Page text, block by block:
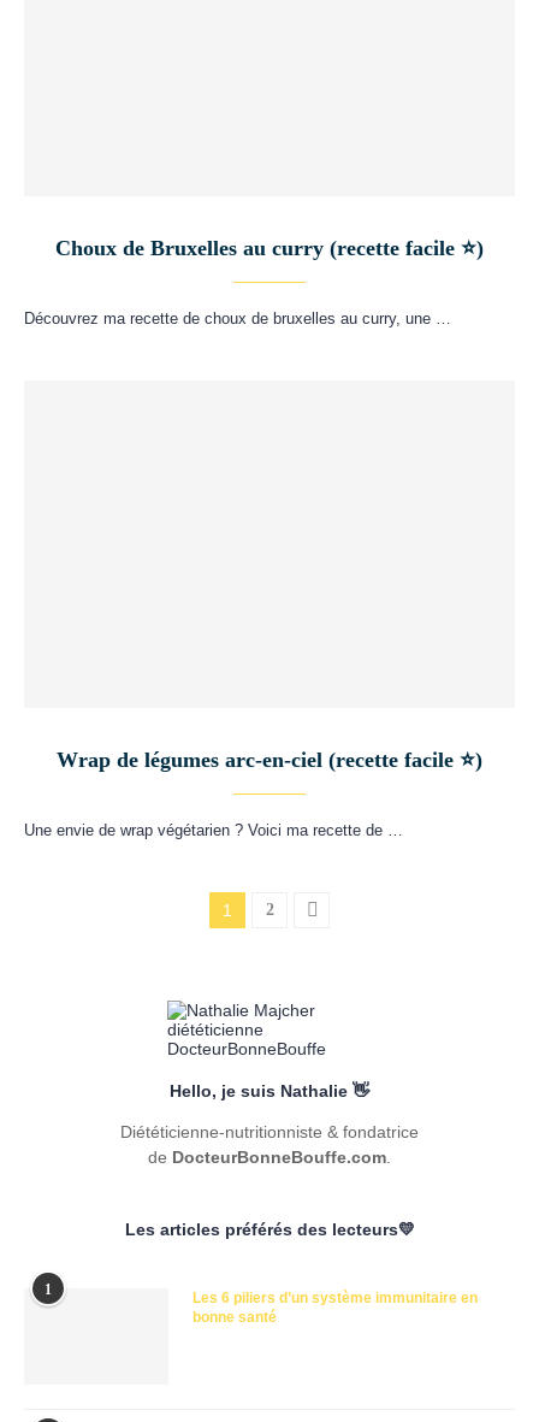
Choux de Bruxelles au curry (recette facile ⭐)
Découvrez ma recette de choux de bruxelles au curry, une …
Wrap de légumes arc-en-ciel (recette facile ⭐)
Une envie de wrap végétarien ? Voici ma recette de …
1 2
Hello, je suis Nathalie 👋
Diététicienne-nutritionniste & fondatrice
de DocteurBonneBouffe.com
Les articles préférés des lecteurs💛
1
Les 6 piliers d’un système immunitaire en
bonne santé